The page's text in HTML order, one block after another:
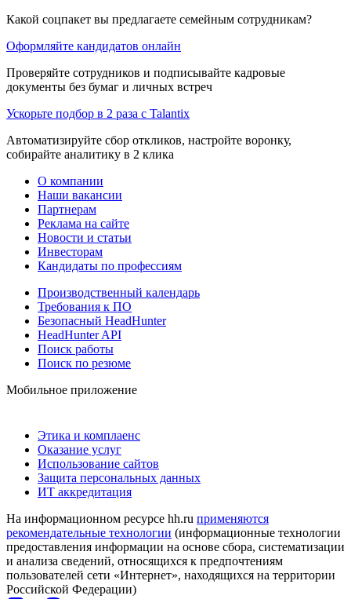
Какой соцпакет вы предлагаете семейным сотрудникам?
Оформляйте кандидатов онлайн
Проверяйте сотрудников и подписывайте кадровые
документы без бумаг и личных встреч
Ускорьте подбор в 2 раза с Talantix
Автоматизируйте сбор откликов, настройте воронку,
собирайте аналитику в 2 клика
О компании
Наши вакансии
Партнерам
Реклама на сайте
Новости и статьи
Инвесторам
Кандидаты по профессиям
Производственный календарь
Требования к ПО
Безопасный HeadHunter
HeadHunter API
Поиск работы
Поиск по резюме
Мобильное приложение
Этика и комплаенс
Оказание услуг
Использование сайтов
Защита персональных данных
ИТ аккредитация
На информационном ресурсе hh.ru применяются
рекомендательные технологии (информационные технологии
предоставления информации на основе сбора, систематизации
и анализа сведений, относящихся к предпочтениям
пользователей сети «Интернет», находящихся на территории
Российской Федерации)